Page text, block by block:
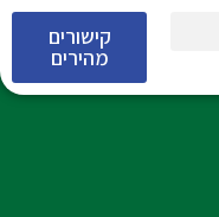
קישורים
מהירים